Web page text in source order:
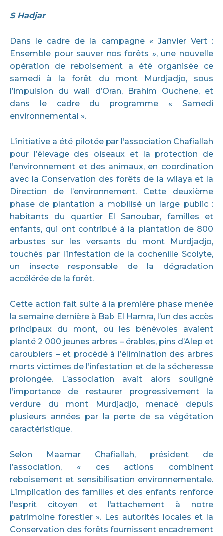
S Hadjar
Dans le cadre de la campagne « Janvier Vert :
Ensemble pour sauver nos forêts », une nouvelle
opération de reboisement a été organisée ce
samedi à la forêt du mont Murdjadjo, sous
l’impulsion du wali d’Oran, Brahim Ouchene, et
dans le cadre du programme « Samedi
environnemental ».
L’initiative a été pilotée par l’association Chafiallah
pour l’élevage des oiseaux et la protection de
l’environnement et des animaux, en coordination
avec la Conservation des forêts de la wilaya et la
Direction de l’environnement. Cette deuxième
phase de plantation a mobilisé un large public :
habitants du quartier El Sanoubar, familles et
enfants, qui ont contribué à la plantation de 800
arbustes sur les versants du mont Murdjadjo,
touchés par l’infestation de la cochenille Scolyte,
un insecte responsable de la dégradation
accélérée de la forêt.
Cette action fait suite à la première phase menée
la semaine dernière à Bab El Hamra, l’un des accès
principaux du mont, où les bénévoles avaient
planté 2 000 jeunes arbres – érables, pins d’Alep et
caroubiers – et procédé à l’élimination des arbres
morts victimes de l’infestation et de la sécheresse
prolongée. L’association avait alors souligné
l’importance de restaurer progressivement la
verdure du mont Murdjadjo, menacé depuis
plusieurs années par la perte de sa végétation
caractéristique.
Selon Maamar Chafiallah, président de
l’association, « ces actions combinent
reboisement et sensibilisation environnementale.
L’implication des familles et des enfants renforce
l’esprit citoyen et l’attachement à notre
patrimoine forestier ». Les autorités locales et la
Conservation des forêts fournissent encadrement